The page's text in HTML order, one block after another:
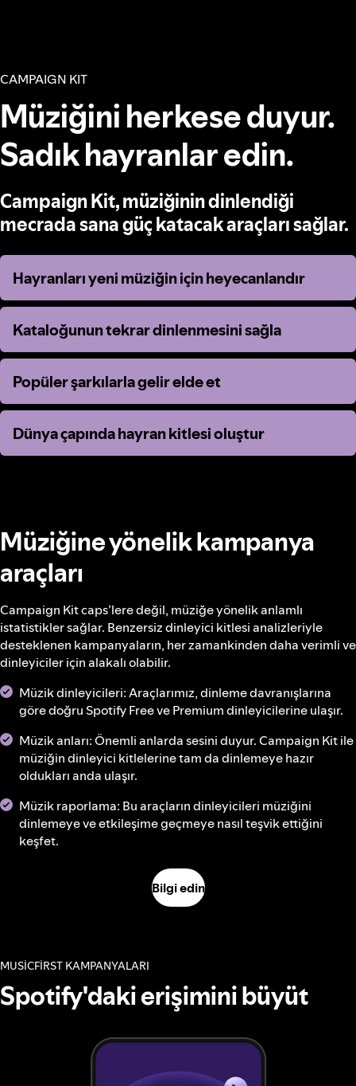
CAMPAIGN KIT
Müziğini herkese duyur.
Sadık hayranlar edin.
Campaign Kit, müziğinin dinlendiği
mecrada sana güç katacak araçları sağlar.
Hayranları yeni müziğin için heyecanlandır
Hayranları yeni müziğin için heyecanlandır
Kataloğunun tekrar dinlenmesini sağla
Kataloğunun tekrar dinlenmesini sağla
Popüler şarkılarla gelir elde et
Popüler şarkılarla gelir elde et
Dünya çapında hayran kitlesi oluştur
Dünya çapında hayran kitlesi oluştur
Müziğine yönelik kampanya
araçları
Campaign Kit caps’lere değil, müziğe yönelik anlamlı
istatistikler sağlar. Benzersiz dinleyici kitlesi analizleriyle
desteklenen kampanyaların, her zamankinden daha verimli ve
dinleyiciler için alakalı olabilir.
Müzik dinleyicileri: Araçlarımız, dinleme davranışlarına
göre doğru Spotify Free ve Premium dinleyicilerine ulaşır.
Müzik anları: Önemli anlarda sesini duyur. Campaign Kit ile
müziğin dinleyici kitlelerine tam da dinlemeye hazır
oldukları anda ulaşır.
Müzik raporlama: Bu araçların dinleyicileri müziğini
dinlemeye ve etkileşime geçmeye nasıl teşvik ettiğini
keşfet.
Bilgi edin
MUSICFIRST KAMPANYALARI
Spotify'daki erişimini büyüt